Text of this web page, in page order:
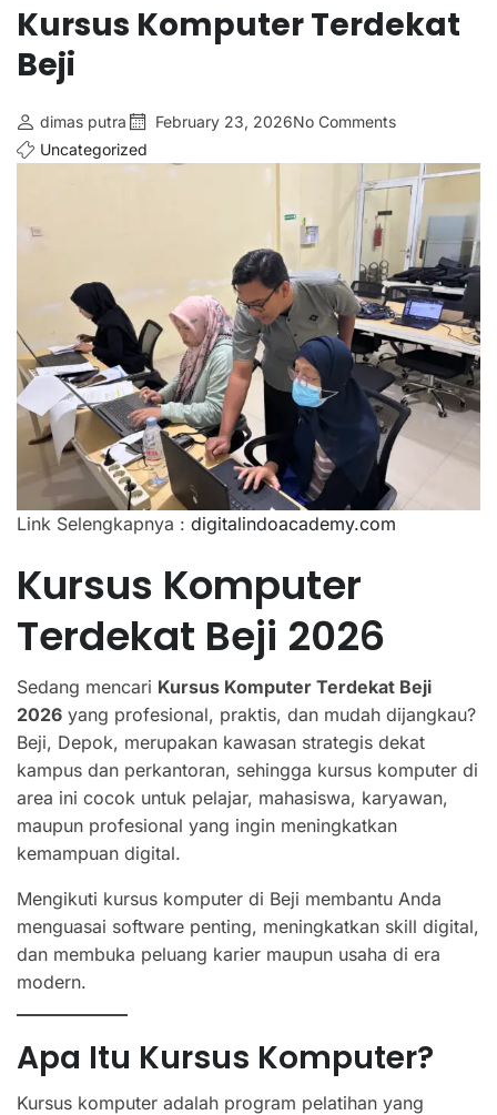
Kursus Komputer Terdekat
Beji
dimas putra February 23, 2026No Comments
Uncategorized
Link Selengkapnya : digitalindoacademy.com
Kursus Komputer
Terdekat Beji 2026
Sedang mencari Kursus Komputer Terdekat Beji
2026 yang profesional, praktis, dan mudah dijangkau?
Beji, Depok, merupakan kawasan strategis dekat
kampus dan perkantoran, sehingga kursus komputer di
area ini cocok untuk pelajar, mahasiswa, karyawan,
maupun profesional yang ingin meningkatkan
kemampuan digital.
Mengikuti kursus komputer di Beji membantu Anda
menguasai software penting, meningkatkan skill digital,
dan membuka peluang karier maupun usaha di era
modern.
Apa Itu Kursus Komputer?
Kursus komputer adalah program pelatihan yang